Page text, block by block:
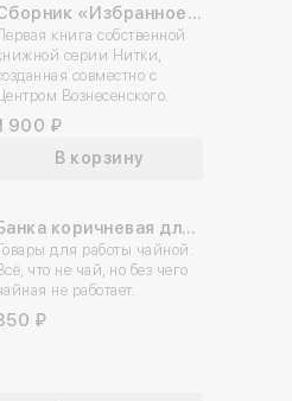
НОВИНКА +18
«Избранное.
книга собственной
серии Нитки,
совместно с
Центром Вознесенского.
900 ₽
В корзину
коричневая для
0,35 л
для работы чайной.
что не чай, но без чего
не работает.
₽